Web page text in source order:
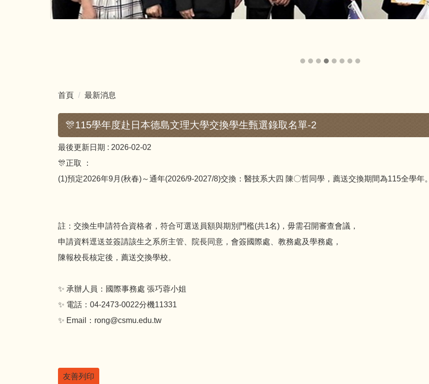
首頁 最新消息
🎊115學年度赴日本德島文理大學交換學生甄選錄取名單-2
最後更新日期 : 2026-02-02
🎊正取 ：
(1)預定2026年9月(秋春)～通年(2026/9-2027/8)交換：醫技系大四 陳〇哲同學，薦送交換期間為115全學年。
註：交換生申請符合資格者，符合可選送員額與期別門檻(共1名)，毋需召開審查會議，
申請資料逕送並簽請該生之系所主管、院長同意，會簽國際處、教務處及學務處，
陳報校長核定後，薦送交換學校。
✨ 承辦人員：國際事務處 張巧蓉小姐
✨ 電話：04-2473-0022分機11331
✨ Email：rong@csmu.edu.tw
友善列印